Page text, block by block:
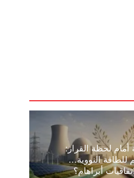
أمام لحظة القرار:
للطاقة النووية…
أبراهام؟